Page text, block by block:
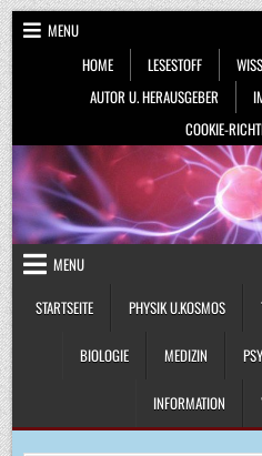
Skip
to
content
MENU
HOME
LESESTOFF
AUTOR U. HERAUSGEBER
COOKIE-
MENU
STARTSEITE
PHYSIK U.KOSMOS
BIOLOGIE MEDIZIN
INFORMATION